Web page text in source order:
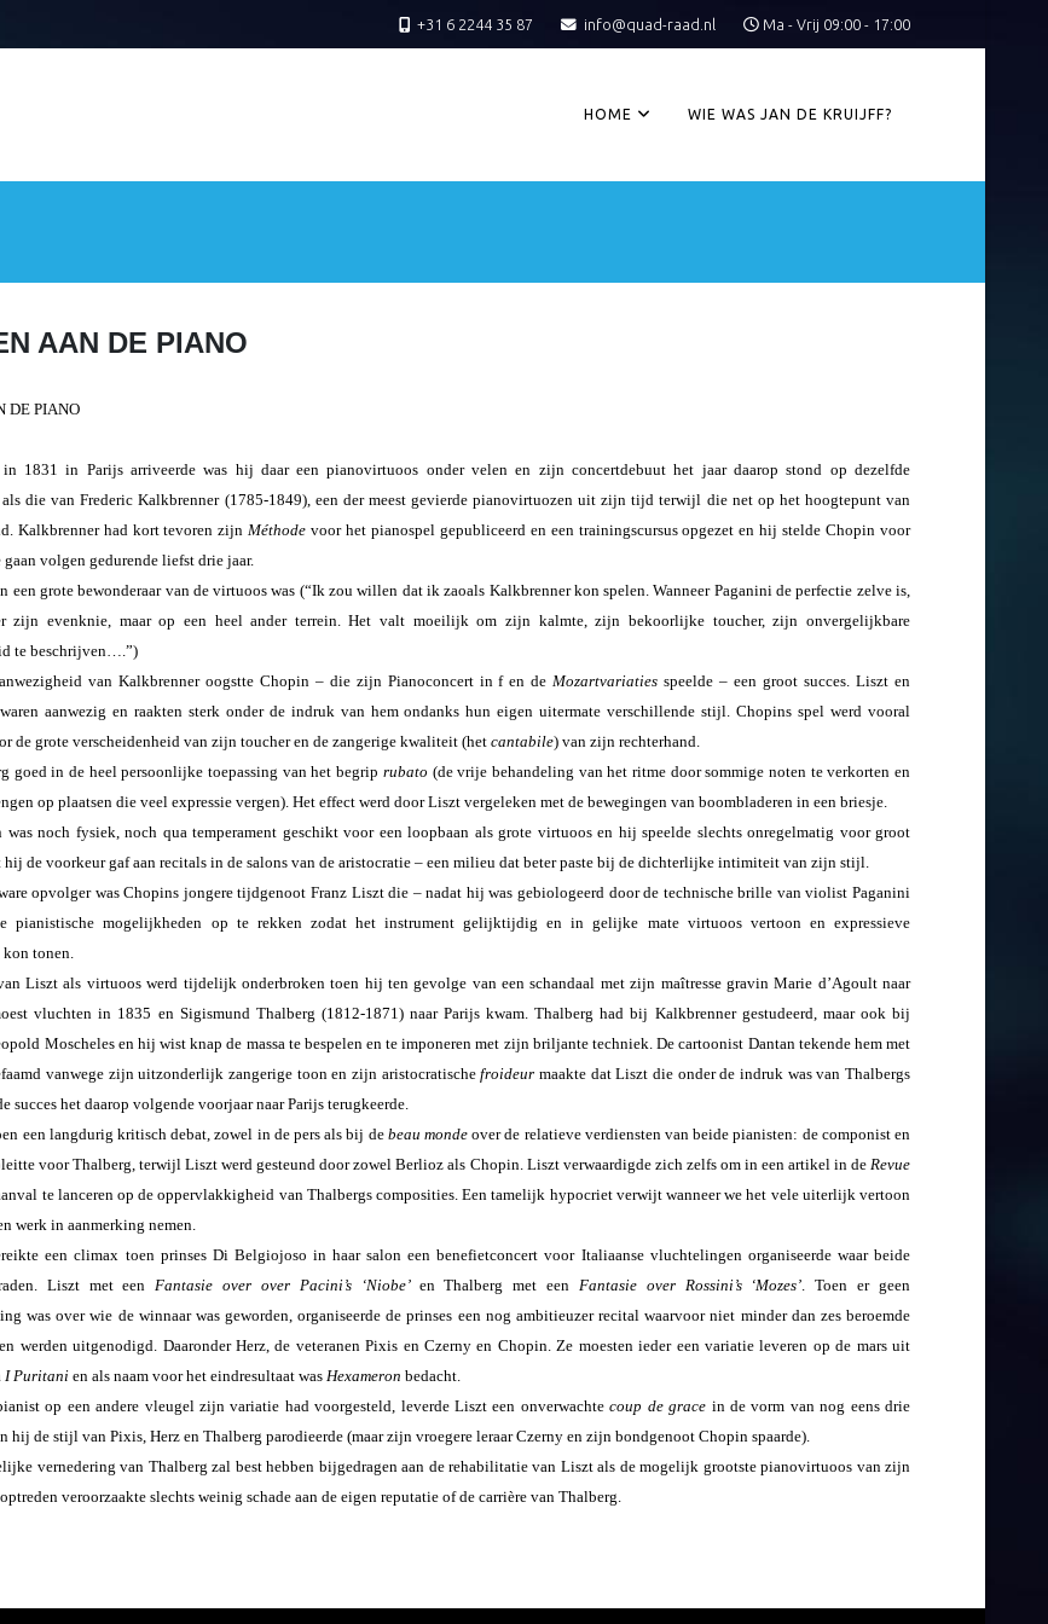
+31 6 2244 35 87 info@quad-raad.nl Ma - Vrij 09:00 - 17:00
HOME WIE WAS JAN DE KRUIJFF?
AAN DE PIANO
DE PIANO
1831 in Parijs arriveerde was hij daar een pianovirtuoos onder velen en zijn concertdebuut het jaar daarop stond op dezelfde
die van Frederic Kalkbrenner (1785-1849), een der meest gevierde pianovirtuozen uit zijn tijd terwijl die net op het hoogtepunt van
Kalkbrenner had kort tevoren zijnMéthodevoor het pianospel gepubliceerd en een trainingscursus opgezet en hij stelde Chopin voor
gaan volgen gedurende liefst drie jaar.
een grote bewonderaar van de virtuoos was (“Ik zou willen dat ik zaoals Kalkbrenner kon spelen. Wanneer Paganini de perfectie zelve is,
zijn evenknie, maar op een heel ander terrein. Het valt moeilijk om zijn kalmte, zijn bekoorlijke toucher, zijn onvergelijkbare
te beschrijven….”)
van Kalkbrenner oogstte Chopin – die zijn Pianoconcert in f en deMozartvariatiesspeelde – een groot succes. Liszt en
aanwezig en raakten sterk onder de indruk van hem ondanks hun eigen uitermate verschillende stijl. Chopins spel werd vooral
de grote verscheidenheid van zijn toucher en de zangerige kwaliteit (het cantabile) van zijn rechterhand.
goed in de heel persoonlijke toepassing van het begrip rubato (de vrije behandeling van het ritme door sommige noten te verkorten en
op plaatsen die veel expressie vergen). Het effect werd door Liszt vergeleken met de bewegingen van boombladeren in een briesje.
was noch fysiek, noch qua temperament geschikt voor een loopbaan als grote virtuoos en hij speelde slechts onregelmatig voor groot
de voorkeur gaf aan recitals in de salons van de aristocratie – een milieu dat beter paste bij de dichterlijke intimiteit van zijn stijl.
opvolger was Chopins jongere tijdgenoot Franz Liszt die – nadat hij was gebiologeerd door de technische brille van violist Paganini
pianistische mogelijkheden op te rekken zodat het instrument gelijktijdig en in gelijke mate virtuoos vertoon en expressieve
tonen.
Liszt als virtuoos werd tijdelijk onderbroken toen hij ten gevolge van een schandaal met zijn maîtresse gravin Marie d’Agoult naar
vluchten in 1835 en Sigismund Thalberg (1812-1871) naar Parijs kwam. Thalberg had bij Kalkbrenner gestudeerd, maar ook bij
Moscheles en hij wist knap de massa te bespelen en te imponeren met zijn briljante techniek. De cartoonist Dantan tekende hem met
vanwege zijn uitzonderlijk zangerige toon en zijn aristocratischefroideur maakte dat Liszt die onder de indruk was van Thalbergs
succes het daarop volgende voorjaar naar Parijs terugkeerde.
een langdurig kritisch debat, zowel in de pers als bij de beau mondeover de relatieve verdiensten van beide pianisten: de componist en
voor Thalberg, terwijl Liszt werd gesteund door zowel Berlioz als Chopin. Liszt verwaardigde zich zelfs om in een artikel in de Revue
te lanceren op de oppervlakkigheid van Thalbergs composities. Een tamelijk hypocriet verwijt wanneer we het vele uiterlijk vertoon
werk in aanmerking nemen.
een climax toen prinses Di Belgiojoso in haar salon een benefietconcert voor Italiaanse vluchtelingen organiseerde waar beide
Liszt met eenFantasie over over Pacini’s ‘Niobe’ en Thalberg met een Fantasie over Rossini’s ‘Mozes’. Toen er geen
was over wie de winnaar was geworden, organiseerde de prinses een nog ambitieuzer recital waarvoor niet minder dan zes beroemde
werden uitgenodigd. Daaronder Herz, de veteranen Pixis en Czerny en Chopin. Ze moesten ieder een variatie leveren op de mars uit
I Puritani en als naam voor het eindresultaat was Hexameron bedacht.
op een andere vleugel zijn variatie had voorgesteld, leverde Liszt een onverwachtecoup de grace in de vorm van nog eens drie
hij de stijl van Pixis, Herz en Thalberg parodieerde (maar zijn vroegere leraar Czerny en zijn bondgenoot Chopin spaarde).
vernedering van Thalberg zal best hebben bijgedragen aan de rehabilitatie van Liszt als de mogelijk grootste pianovirtuoos van zijn
veroorzaakte slechts weinig schade aan de eigen reputatie of de carrière van Thalberg.